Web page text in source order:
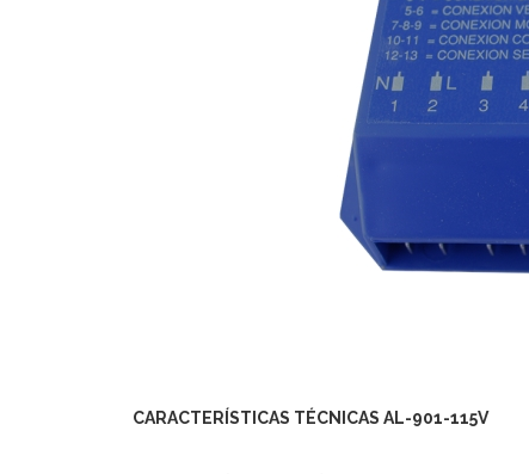
CARACTERÍSTICAS TÉCNICAS AL-901-115V